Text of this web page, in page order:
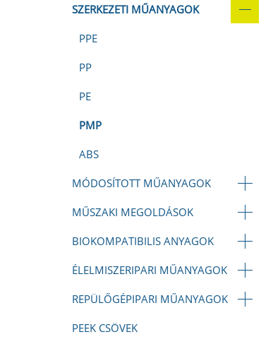
SZERKEZETI MŰANYAGOK
PPE
PP
PE
PMP
ABS
MÓDOSÍTOTT MŰANYAGOK
MŰSZAKI MEGOLDÁSOK
BIOKOMPATIBILIS ANYAGOK
ÉLELMISZERIPARI MŰANYAGOK
REPÜLŐGÉPIPARI MŰANYAGOK
PEEK CSÖVEK